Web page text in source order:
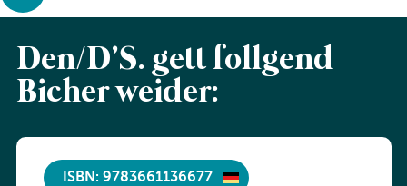
Den/D’S. gëtt follgend
Bicher weider:
ISBN: 9783661136677